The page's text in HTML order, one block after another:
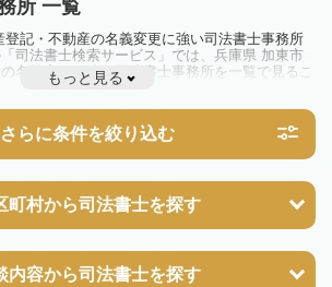
所 一覧
記・不動産の名義変更に強い司法書士事務所
司法書士検索サービス」では、兵庫県 加東市
名義変更に強い司法書士事務所を一覧で見るこ
ラブルやお悩みを抱えている方は一度近隣の司
もっと見る
さらに条件を絞り込む
町村から司法書士を探す
内容から司法書士を探す